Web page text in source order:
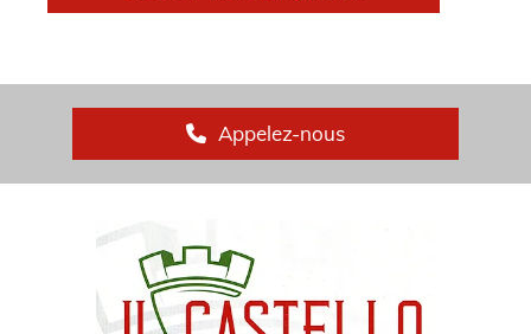
Appelez-nous